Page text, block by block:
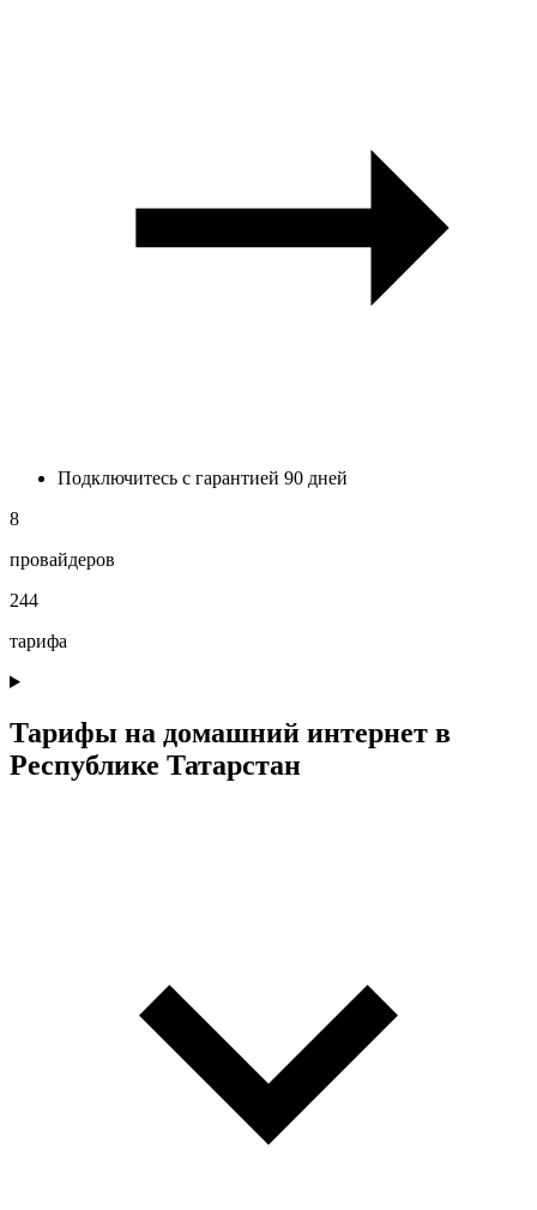
Подключитесь с гарантией 90 дней
8
провайдеров
244
тарифа
Тарифы на домашний интернет в
Республике Татарстан